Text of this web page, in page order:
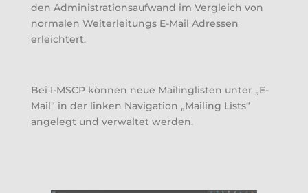
den Administrationsaufwand im Vergleich von
normalen Weiterleitungs E-Mail Adressen
erleichtert.
Bei I-MSCP können neue Mailinglisten unter „E-
Mail“ in der linken Navigation „Mailing Lists“
angelegt und verwaltet werden.